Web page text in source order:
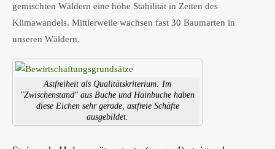
gemischten Wäldern eine höhe Stabilität in Zeiten des
Klimawandels. Mittlerweile wachsen fast 30 Baumarten in
unseren Wäldern.
Astfreiheit als Qualitätskriterium: Im
"Zwischenstand" aus Buche und Hainbuche haben
diese Eichen sehr gerade, astfreie Schäfte
ausgebildet.